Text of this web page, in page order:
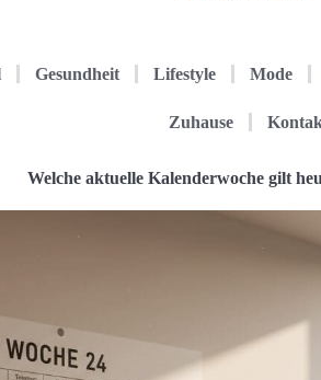
Gesundheit Lifestyle Mode
Zuhause
Welche aktuelle Kalenderwoche gilt